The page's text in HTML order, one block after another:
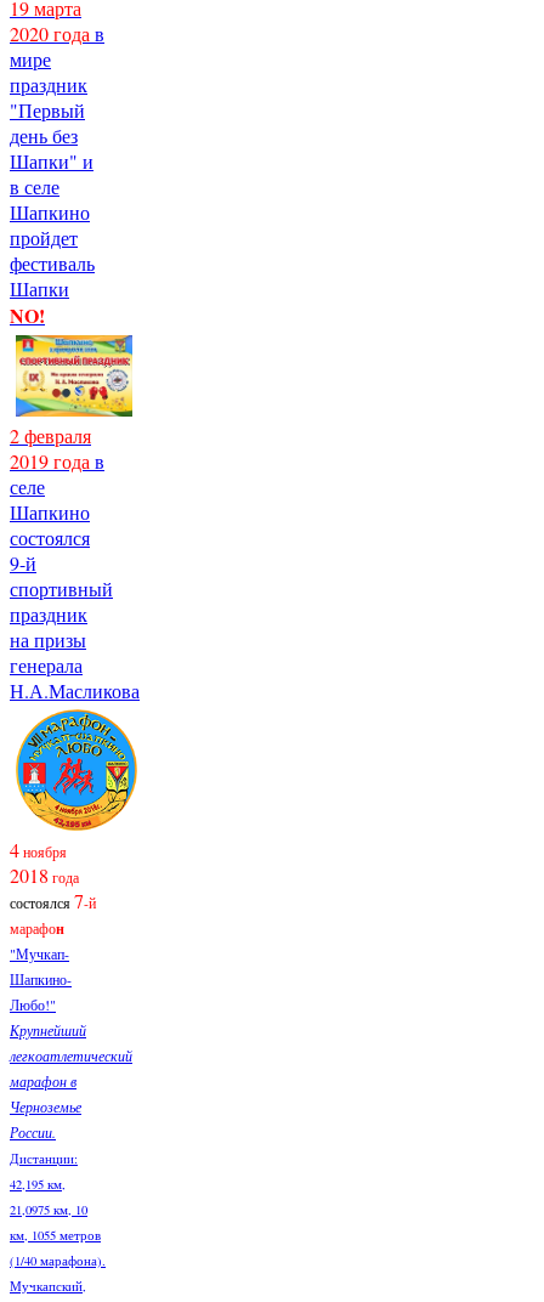
19 марта
2020 годав
мире
праздник
"Первый
день без
Шапки" и
в селе
Шапкино
пройдет
фестиваль
Шапки
NO!
2 февраля
2019 годав
селе
Шапкино
состоялся
9-й
спортивный
праздник
на призы
генерала
Н.А.Масликова
4ноября
2018 года
состоялся7-й
марафон
"Мучкап-
Шапкино-
Любо!"
Крупнейший
легкоатлетический
марафон в
Черноземье
России.
Дистанции:
42,195 км,
21,0975 км, 10
км, 1055 метров
(1/40 марафона).
Мучкапский,